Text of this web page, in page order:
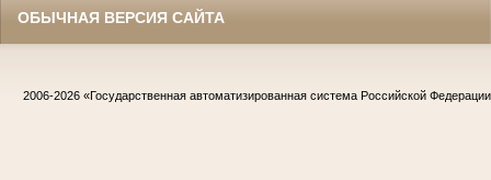
ОБЫЧНАЯ ВЕРСИЯ САЙТА
2006-2026 «Государственная автоматизированная система Российской